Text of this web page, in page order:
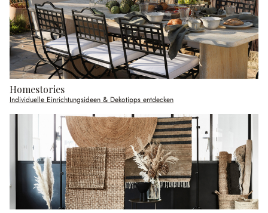
Homestories
Individuelle Einrichtungsideen & Dekotipps entdecken